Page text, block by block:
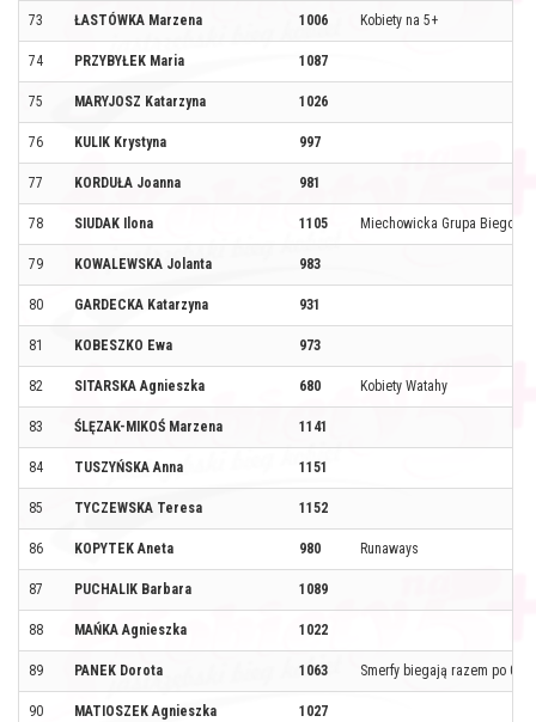
73 ŁASTÓWKA Marzena 1006 Kobiety na 5+
74 PRZYBYŁEK Maria 1087
75 MARYJOSZ Katarzyna 1026
76 KULIK Krystyna 997
77 KORDUŁA Joanna 981
78 SIUDAK Ilona 1105 Miechowicka Grupa Biegowa
79 KOWALEWSKA Jolanta 983
80 GARDECKA Katarzyna 931
81 KOBESZKO Ewa 973
82 SITARSKA Agnieszka 680 Kobiety Watahy
83 ŚLĘZAK-MIKOŚ Marzena 1141
84 TUSZYŃSKA Anna 1151
85 TYCZEWSKA Teresa 1152
86 KOPYTEK Aneta 980 Runaways
87 PUCHALIK Barbara 1089
88 MAŃKA Agnieszka 1022
89 PANEK Dorota 1063 Smerfy biegają razem po 0.7
90 MATIOSZEK Agnieszka 1027